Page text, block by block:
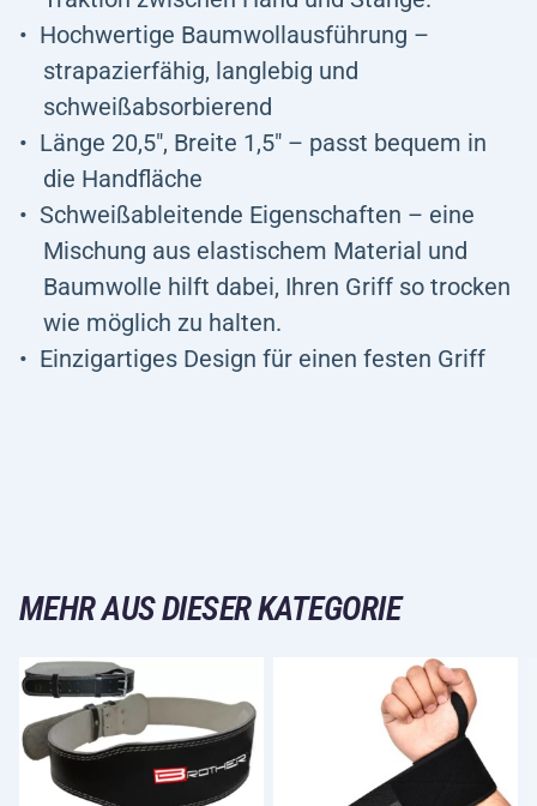
Hochwertige Baumwollausführung –
strapazierfähig, langlebig und
schweißabsorbierend
Länge 20,5", Breite 1,5" – passt bequem in
die Handfläche
Schweißableitende Eigenschaften – eine
Mischung aus elastischem Material und
Baumwolle hilft dabei, Ihren Griff so trocken
wie möglich zu halten.
Einzigartiges Design für einen festen Griff
MEHR AUS DIESER KATEGORIE